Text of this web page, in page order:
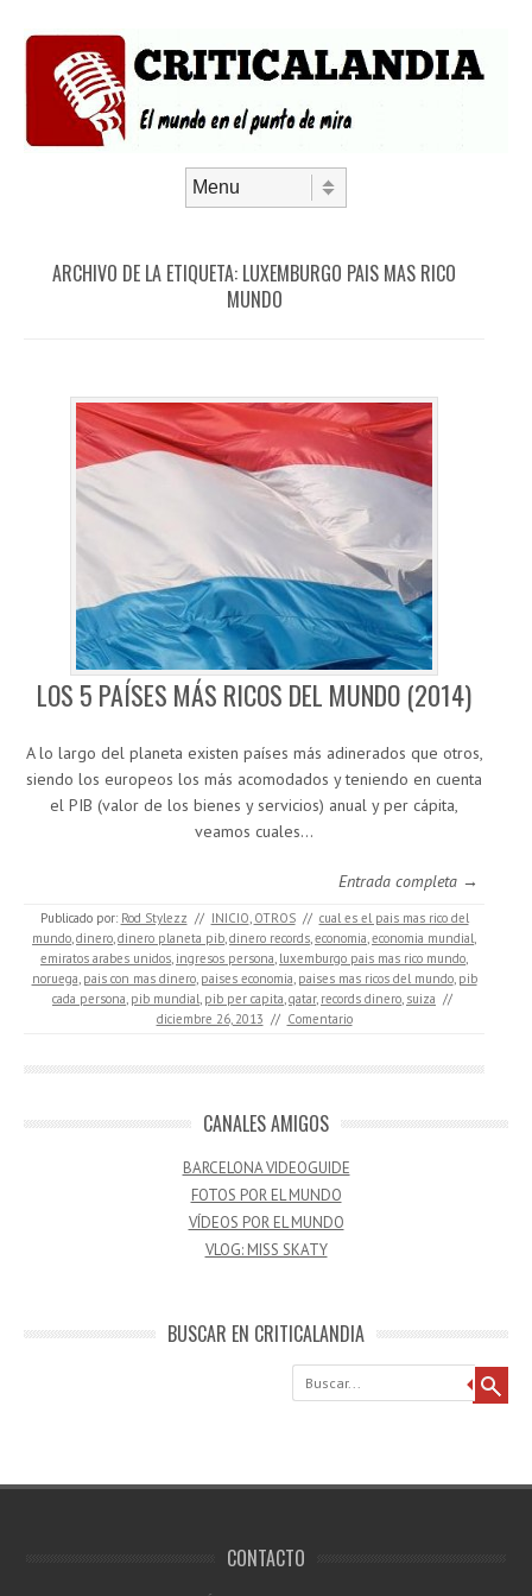
ARCHIVO DE LA ETIQUETA: LUXEMBURGO PAIS MAS RICO
MUNDO
LOS 5 PAÍSES MÁS RICOS DEL MUNDO (2014)
A lo largo del planeta existen países más adinerados que otros,
siendo los europeos los más acomodados y teniendo en cuenta
el PIB (valor de los bienes y servicios) anual y per cápita,
veamos cuales…
Entrada completa →
Publicado por: Rod Stylezz // INICIO, OTROS // cual es el pais mas rico del
mundo,dinero,dinero planeta pib,dinero records,economia,economia mundial,
emiratos arabes unidos, ingresos persona, luxemburgo pais mas rico mundo,
noruega, pais con mas dinero, paises economia, paises mas ricos del mundo, pib
cada persona, pib mundial, pib per capita,qatar, records dinero, suiza //
diciembre 26, 2013 // Comentario
CANALES AMIGOS
BARCELONA VIDEOGUIDE
FOTOS POR EL MUNDO
VÍDEOS POR EL MUNDO
VLOG: MISS SKATY
BUSCAR EN CRITICALANDIA
Buscar
CONTACTO